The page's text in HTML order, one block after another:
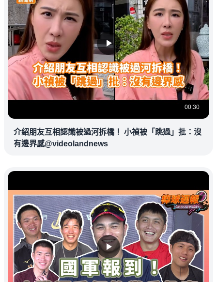
00:30
介紹朋友互相認識被過河拆橋！ 小禎被「跳過」批：沒
有邊界感@videolandnews